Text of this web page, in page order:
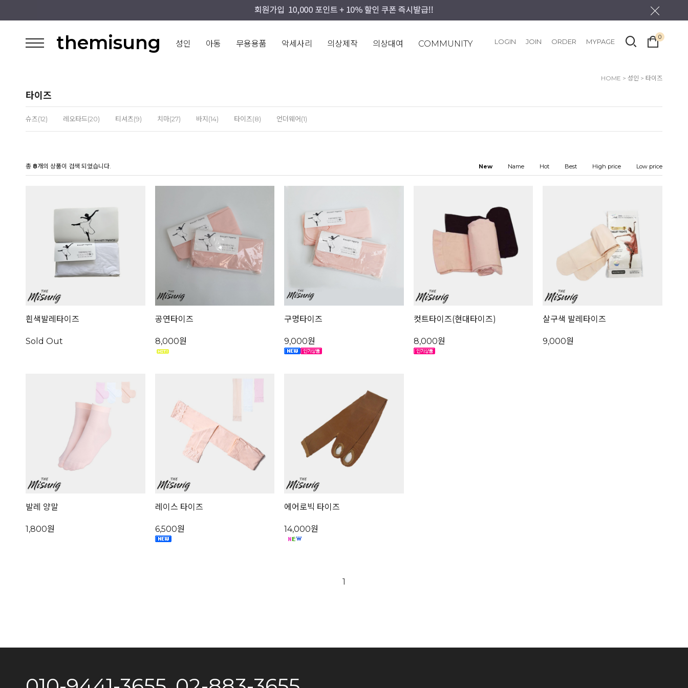
themisung 성인 아동 무용용품 악세사리 의상제작 의상대여 COMMUNITY LOGIN JOIN ORDER MYPAGE
0
HOME > 성인 > 타이즈
타이즈
슈즈(12) 레오타드(20) 티셔츠(9) 치마(27) 바지(14) 타이즈(8) 언더웨어(1)
총 8개의 상품이 검색 되었습니다. New Name Hot Best High price Low price
흰색발레타이즈
Sold Out
공연타이즈
8,000원
구멍타이즈
9,000원
컷트타이즈(현대타이즈)
8,000원
살구색 발레타이즈
9,000원
발레 양말
1,800원
레이스 타이즈
6,500원
에어로빅 타이즈
14,000원
1